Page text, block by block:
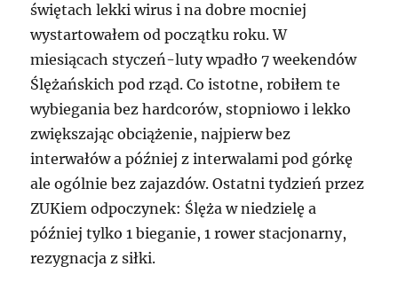
świętach lekki wirus i na dobre mocniej
wystartowałem od początku roku. W
miesiącach styczeń-luty wpadło 7 weekendów
Ślężańskich pod rząd. Co istotne, robiłem te
wybiegania bez hardcorów, stopniowo i lekko
zwiększając obciążenie, najpierw bez
interwałów a później z interwalami pod górkę
ale ogólnie bez zajazdów. Ostatni tydzień przez
ZUKiem odpoczynek: Ślęża w niedzielę a
później tylko 1 bieganie, 1 rower stacjonarny,
rezygnacja z siłki.